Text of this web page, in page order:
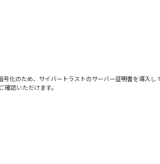
号化のため、サイバートラストのサーバー証明書を導入し
認いただけます。